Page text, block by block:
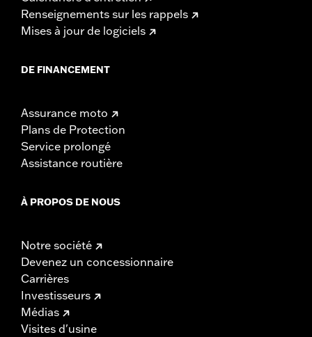
Renseignements sur les rappels
Mises à jour de logiciels
DE FINANCEMENT
Assurance moto
Plans de Protection
Service prolongé
Assistance routière
À PROPOS DE NOUS
Notre société
Devenez un concessionnaire
Carrières
Investisseurs
Médias
Visites d'usine